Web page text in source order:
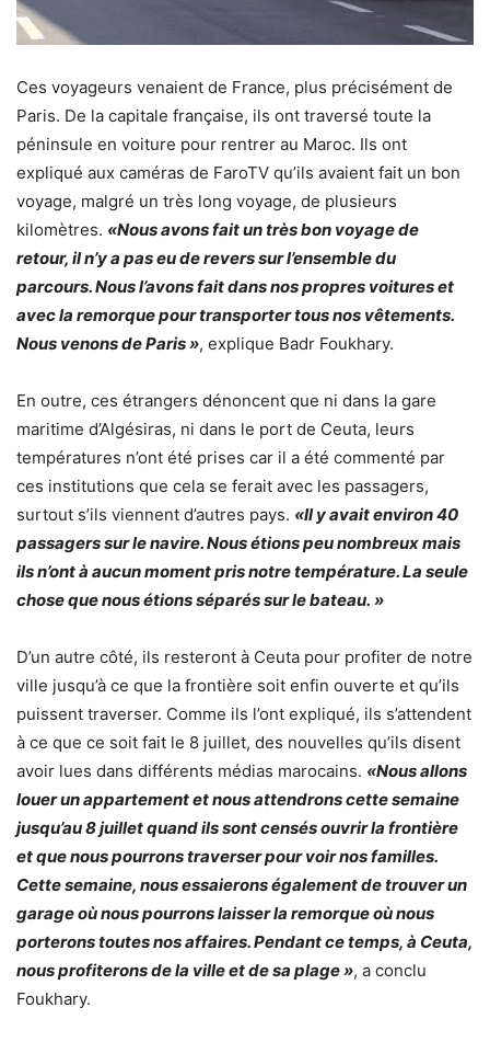
Ces voyageurs venaient de France, plus précisément de
Paris. De la capitale française, ils ont traversé toute la
péninsule en voiture pour rentrer au Maroc. Ils ont
expliqué aux caméras de FaroTV qu’ils avaient fait un bon
voyage, malgré un très long voyage, de plusieurs
kilomètres. «Nous avons fait un très bon voyage de
retour, il n’y a pas eu de revers sur l’ensemble du
parcours. Nous l’avons fait dans nos propres voitures et
avec la remorque pour transporter tous nos vêtements.
Nous venons de Paris », explique Badr Foukhary.
En outre, ces étrangers dénoncent que ni dans la gare
maritime d’Algésiras, ni dans le port de Ceuta, leurs
températures n’ont été prises car il a été commenté par
ces institutions que cela se ferait avec les passagers,
surtout s’ils viennent d’autres pays. «Il y avait environ 40
passagers sur le navire. Nous étions peu nombreux mais
ils n’ont à aucun moment pris notre température. La seule
chose que nous étions séparés sur le bateau. »
D’un autre côté, ils resteront à Ceuta pour profiter de notre
ville jusqu’à ce que la frontière soit enfin ouverte et qu’ils
puissent traverser. Comme ils l’ont expliqué, ils s’attendent
à ce que ce soit fait le 8 juillet, des nouvelles qu’ils disent
avoir lues dans différents médias marocains. «Nous allons
louer un appartement et nous attendrons cette semaine
jusqu’au 8 juillet quand ils sont censés ouvrir la frontière
et que nous pourrons traverser pour voir nos familles.
Cette semaine, nous essaierons également de trouver un
garage où nous pourrons laisser la remorque où nous
porterons toutes nos affaires. Pendant ce temps, à Ceuta,
nous profiterons de la ville et de sa plage », a conclu
Foukhary.